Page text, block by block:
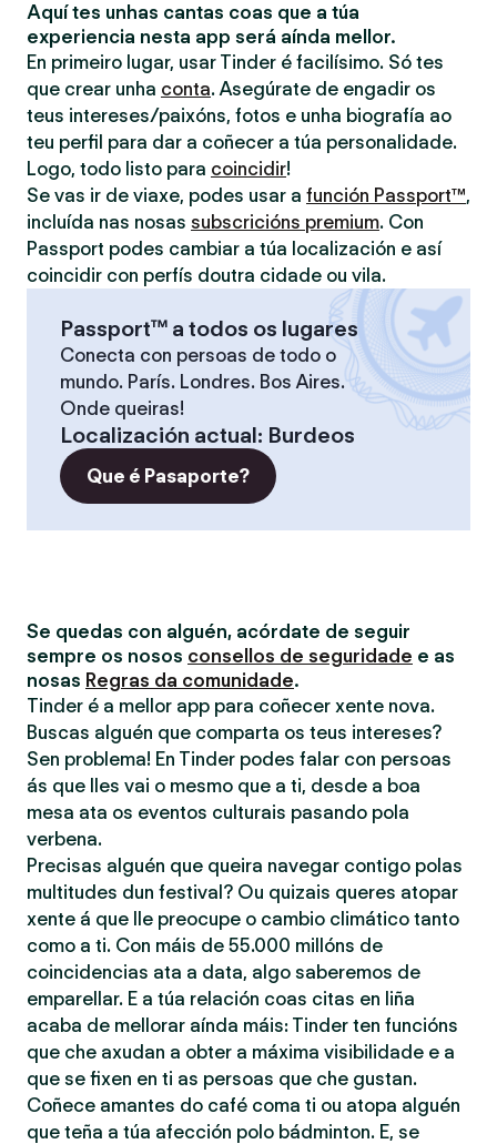
Aquí tes unhas cantas coas que a túa
experiencia nesta app será aínda mellor.
En primeiro lugar, usar Tinder é facilísimo. Só tes
que crear unha conta. Asegúrate de engadir os
teus intereses/paixóns, fotos e unha biografía ao
teu perfil para dar a coñecer a túa personalidade.
Logo, todo listo para coincidir!
Se vas ir de viaxe, podes usar a función Passport™,
incluída nas nosas subscricións premium. Con
Passport podes cambiar a túa localización e así
coincidir con perfís doutra cidade ou vila.
Passport™ a todos os lugares
Conecta con persoas de todo o
mundo. París. Londres. Bos Aires.
Onde queiras!
Localización actual: Burdeos
Que é Pasaporte?
Se quedas con alguén, acórdate de seguir
sempre os nosos consellos de seguridade e as
nosas Regras da comunidade.
Tinder é a mellor app para coñecer xente nova.
Buscas alguén que comparta os teus intereses?
Sen problema! En Tinder podes falar con persoas
ás que lles vai o mesmo que a ti, desde a boa
mesa ata os eventos culturais pasando pola
verbena.
Precisas alguén que queira navegar contigo polas
multitudes dun festival? Ou quizais queres atopar
xente á que lle preocupe o cambio climático tanto
como a ti. Con máis de 55.000 millóns de
coincidencias ata a data, algo saberemos de
emparellar. E a túa relación coas citas en liña
acaba de mellorar aínda máis: Tinder ten funcións
que che axudan a obter a máxima visibilidade e a
que se fixen en ti as persoas que che gustan.
Coñece amantes do café coma ti ou atopa alguén
que teña a túa afección polo bádminton. E, se